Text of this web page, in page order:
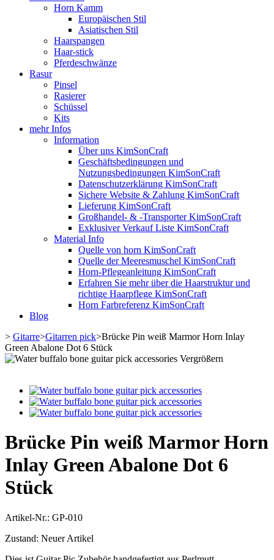
Horn Kamm
Europäischen Stil
Asiatischen Stil
Haarspangen
Haar-stick
Pferdeschwänze
Rasur
Pinsel
Rasierer
Schüssel
Kits
mehr Infos
Information
Über uns KimSonCraft
Geschäftsbedingungen und
Nutzungsbedingungen KimSonCraft
Datenschutzerklärung KimSonCraft
Sichere Website & Zahlung KimSonCraft
Lieferung KimSonCraft
Großhandel- & -Transporter KimSonCraft
Exklusiver Verkauf Liste KimSonCraft
Material Info
Quelle von horn KimSonCraft
Quelle der Meeresmuschel KimSonCraft
Horn-Pflegeanleitung KimSonCraft
Erfahren Sie mehr über die Haarstruktur und
richtige Haarpflege KimSonCraft
Horn Farbreferenz KimSonCraft
Blog
> Gitarre>Gitarren pick>Brücke Pin weiß Marmor Horn Inlay
Green Abalone Dot 6 Stück
Vergrößern
Brücke Pin weiß Marmor Horn
Inlay Green Abalone Dot 6
Stück
Artikel-Nr.: GP-010
Zustand: Neuer Artikel